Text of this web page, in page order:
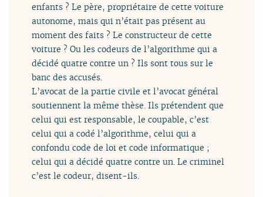
enfants ? Le père, propriétaire de cette voiture
autonome, mais qui n’était pas présent au
moment des faits ? Le constructeur de cette
voiture ? Ou les codeurs de l’algorithme qui a
décidé quatre contre un ? Ils sont tous sur le
banc des accusés.
L’avocat de la partie civile et l’avocat général
soutiennent la même thèse. Ils prétendent que
celui qui est responsable, le coupable, c’est
celui qui a codé l’algorithme, celui qui a
confondu code de loi et code informatique ;
celui qui a décidé quatre contre un. Le criminel
c’est le codeur, disent-ils.